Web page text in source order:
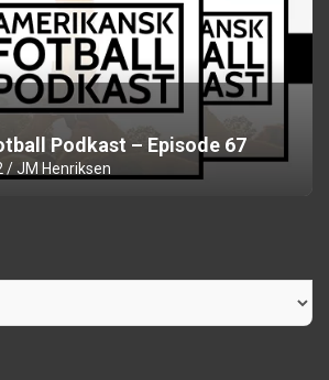
Podkast – Episode 67
JM Henriksen